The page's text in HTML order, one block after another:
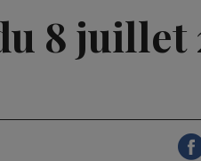
8 juillet